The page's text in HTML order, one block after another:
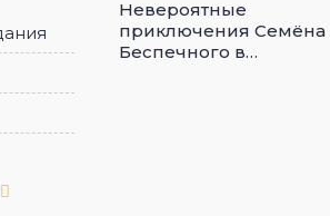
Невероятные
приключения Семёна
Беспечного в